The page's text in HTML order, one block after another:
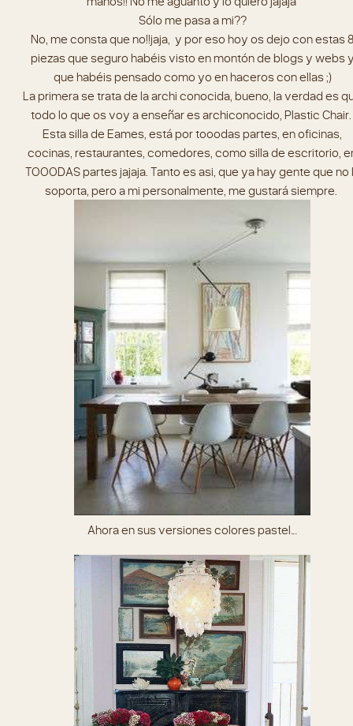
Sólo me pasa a mi??
No, me consta que no!!jaja, y por eso hoy os dejo con estas 8
piezas que seguro habéis visto en montón de blogs y webs
que habéis pensado como yo en haceros con ellas ;)
La primera se trata de la archi conocida, bueno, la verdad es
todo lo que os voy a enseñar es archiconocido, Plastic Chair.
Esta silla de Eames, está por tooodas partes, en oficinas,
cocinas, restaurantes, comedores, como silla de escritorio,
TOOODAS partes jajaja. Tanto es asi, que ya hay gente que no
soporta, pero a mi personalmente, me gustará siempre.
Ahora en sus versiones colores pastel…